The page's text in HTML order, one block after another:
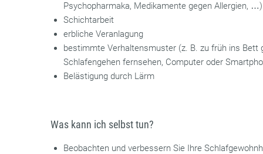
Psychopharmaka, Medikamente gegen Allergien, …)
Schichtarbeit
erbliche Veranlagung
bestimmte Verhaltensmuster (z. B. zu früh ins Bett
Schlafengehen fernsehen, Computer oder
Belästigung durch Lärm
Was kann ich selbst tun?
Beobachten und verbessern Sie Ihre